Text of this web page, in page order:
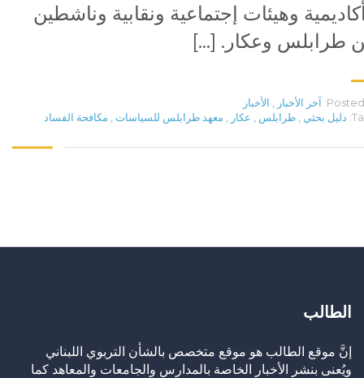
وهيئات إجتماعية ونقابية وناشطين
طرابلس وعكار. […]
Posted آخر الأخبار
الأخبار
دليل بحثي طرابلس عكار معهد طرابلس للسياسات مكافحة الفساد
الطالب
إنَّ موقع الطالب هو موقع متخصص بالشأن التربوي اللبناني
ويُعنى بنشر الأخبار الخاصة بالمدارس والجامعات والمعاهد كما